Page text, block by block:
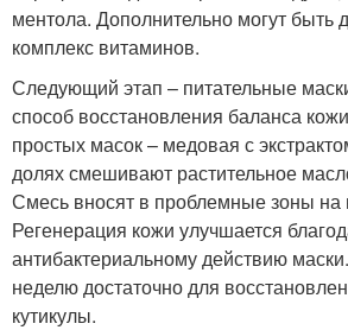
ментола. Дополнительно могут быть
комплекс витаминов.
Следующий этап – питательные
способ восстановления баланса
простых масок – медовая с
долях смешивают растительное
Смесь вносят в проблемные зоны на
Регенерация кожи улучшается
антибактериальному действию
неделю достаточно для
кутикулы.